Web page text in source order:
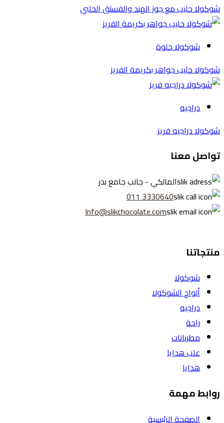
شوكولا حليب مع جوز الهند والفستق الحلبي
شوكولا حلوة
شوكولا حليب جواهر بكريمة الفريز
دراجيه
شوكولا دراجيه فريز
تواصل معنا
المالكي - جانب جامع بدر
3330640 011
Info@slikchocolate.com
منتجاتنا
شوكولا
ألواح الشوكولا
دراجيه
راحة
مطربانات
علب هدايا
هدايا
روابط مهمة
الصفحة الرئيسية